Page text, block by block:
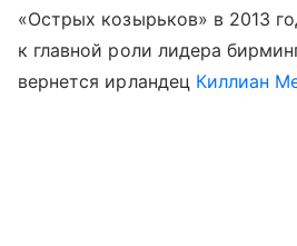
«Острых козырьков» в 2013
к главной роли лидера
вернется ирландец Киллиан